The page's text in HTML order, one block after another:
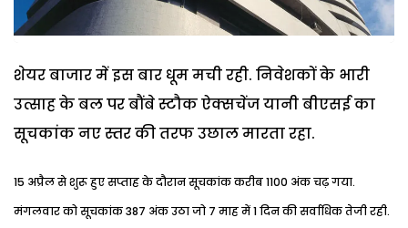
शेयर बाजार में इस बार धूम मची रही. निवेशकों के भारी
उत्साह के बल पर बौंबे स्टौक ऐक्सचेंज यानी बीएसई का
सूचकांक नए स्तर की तरफ उछाल मारता रहा.
15 अप्रैल से शुरू हुए सप्ताह के दौरान सूचकांक करीब 1100 अंक चढ़ गया.
मंगलवार को सूचकांक 387 अंक उठा जो 7 माह में 1 दिन की सर्वाधिक तेजी रही.